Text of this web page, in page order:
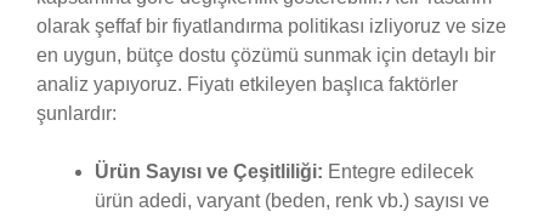
olarak şeffaf bir fiyatlandırma politikası izliyoruz ve size
en uygun, bütçe dostu çözümü sunmak için detaylı bir
analiz yapıyoruz. Fiyatı etkileyen başlıca faktörler
şunlardır:
Ürün Sayısı ve Çeşitliliği: Entegre edilecek
ürün adedi, varyant (beden, renk vb.) sayısı ve